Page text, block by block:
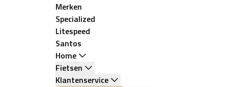
Merken
Specialized
Litespeed
Santos
Home
Fietsen
Klantenservice